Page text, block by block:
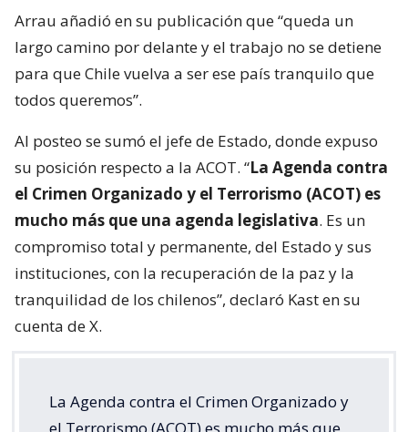
Arrau añadió en su publicación que “queda un
largo camino por delante y el trabajo no se detiene
para que Chile vuelva a ser ese país tranquilo que
todos queremos”.
Al posteo se sumó el jefe de Estado, donde expuso
su posición respecto a la ACOT. “La Agenda contra
el Crimen Organizado y el Terrorismo (ACOT) es
mucho más que una agenda legislativa. Es un
compromiso total y permanente, del Estado y sus
instituciones, con la recuperación de la paz y la
tranquilidad de los chilenos”, declaró Kast en su
cuenta de X.
La Agenda contra el Crimen Organizado y